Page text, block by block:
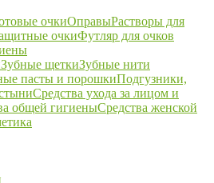
очкиОправыРастворы для
очкиФутляр для очков
Зубные щеткиЗубные нити
пасты и порошкиПодгузники,
Средства ухода за лицом и
общей гигиеныСредства женской